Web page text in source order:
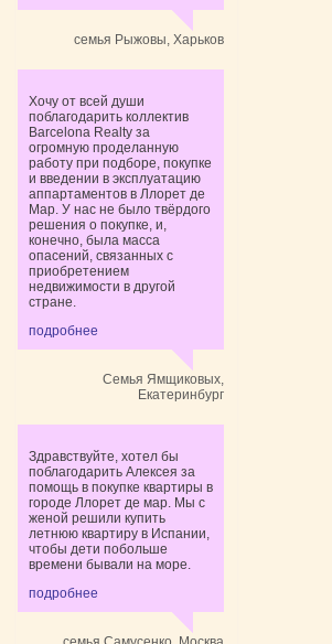
семья Рыжовы, Харьков
Хочу от всей души
поблагодарить коллектив
Barcelona Realty за
огромную проделанную
работу при подборе, покупке
и введении в эксплуатацию
аппартаментов в Ллорет де
Мар. У нас не было твёрдого
решения о покупке, и,
конечно, была масса
опасений, связанных с
приобретением
недвижимости в другой
стране.
подробнее
Cемья Ямщиковых,
Екатеринбург
Здравствуйте, хотел бы
поблагодарить Алексея за
помощь в покупке квартиры в
городе Ллорет де мар. Мы с
женой решили купить
летнюю квартиру в Испании,
чтобы дети побольше
времени бывали на море.
подробнее